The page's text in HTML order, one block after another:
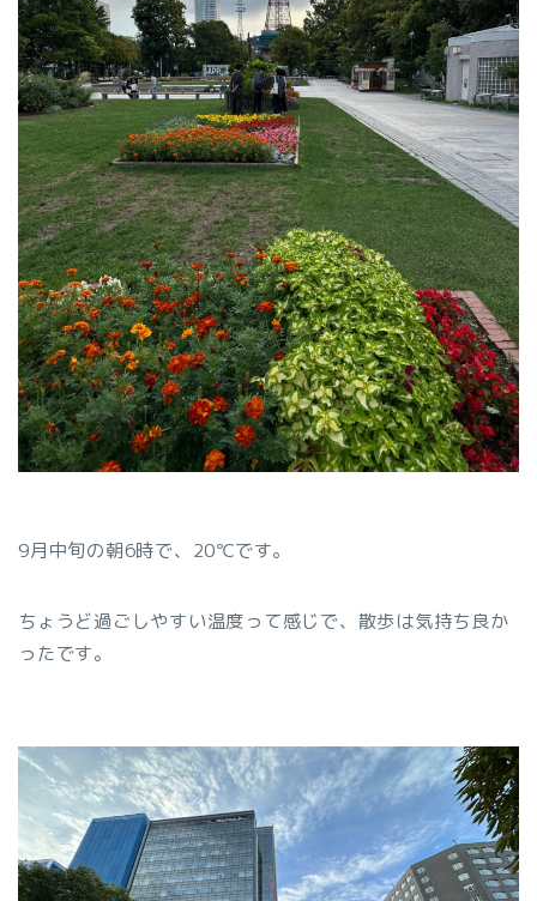
9月中旬の朝6時で、20℃です。
ちょうど過ごしやすい温度って感じで、散歩は気持ち良か
ったです。